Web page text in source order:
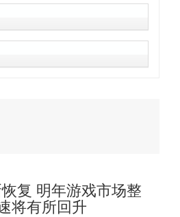
复 明年游戏市场整
将有所回升